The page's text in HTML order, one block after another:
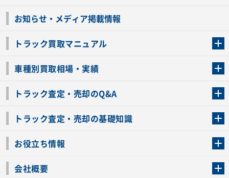
お知らせ・メディア掲載情報
トラック買取マニュアル
車種別買取相場・実績
トラック査定・売却のQ&A
トラック査定・売却の基礎知識
お役立ち情報
会社概要